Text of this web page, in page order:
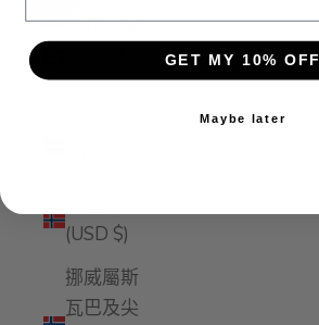
托克勞群
$)
(USD $)
挪威屬斯
瓦巴及尖
GET MY 10% OFF
Maybe later